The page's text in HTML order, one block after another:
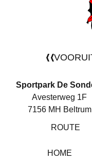
Sportpark De
Avesterweg 1F
7156 MH Beltrum
ROUTE
HOME